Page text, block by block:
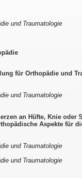
und Traumatologie
für Orthopädie und
und Traumatologie
an Hüfte, Knie oder
Aspekte für
und Traumatologie
und Traumatologie